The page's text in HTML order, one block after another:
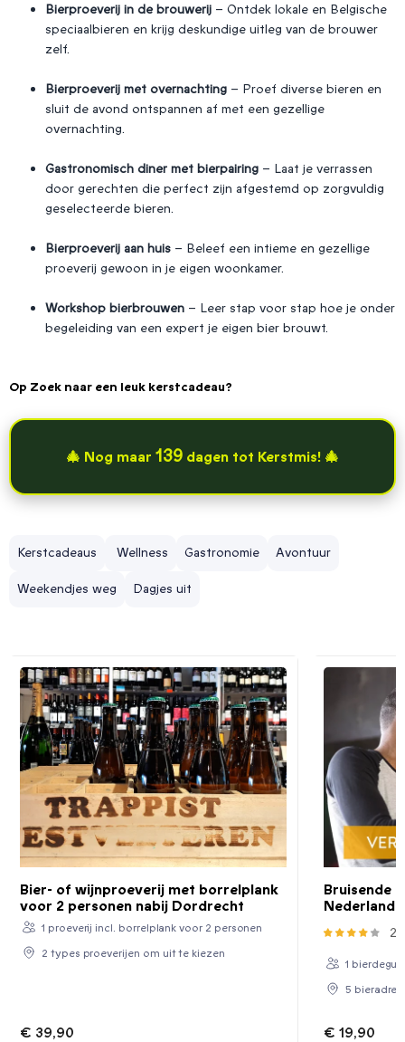
Bierproeverij in de brouwerij – Ontdek lokale en Belgische
speciaalbieren en krijg deskundige uitleg van de brouwer
zelf.
Bierproeverij met overnachting – Proef diverse bieren en
sluit de avond ontspannen af met een gezellige
overnachting.
Gastronomisch diner met bierpairing – Laat je verrassen
door gerechten die perfect zijn afgestemd op zorgvuldig
geselecteerde bieren.
Bierproeverij aan huis – Beleef een intieme en gezellige
proeverij gewoon in je eigen woonkamer.
Workshop bierbrouwen – Leer stap voor stap hoe je onder
begeleiding van een expert je eigen bier brouwt.
Op Zoek naar een leuk kerstcadeau?
🎄 Nog maar 139 dagen tot Kerstmis! 🎄
Kerstcadeaus Wellness Gastronomie Avontuur
Weekendjes weg Dagjes uit
Bier- of wijnproeverij met borrelplank
voor 2 personen nabij Dordrecht
1 proeverij incl. borrelplank voor 2 personen
2 types proeverijen om uit te kiezen
€ 39,90
Bruisende
Nederland
2
1
5
€ 19,90